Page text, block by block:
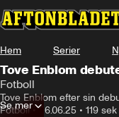
Hem Serier
Tove Enblom
Fotboll
Tove Enblom efter sin
Fotboll•26.06.25 • 119 sek
Se mer